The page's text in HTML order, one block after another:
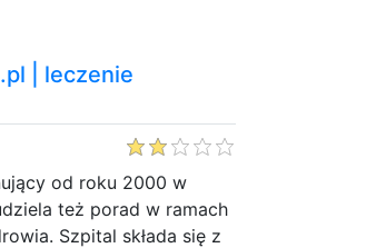
| leczenie
od roku 2000 w
też porad w ramach
Szpital składa się z